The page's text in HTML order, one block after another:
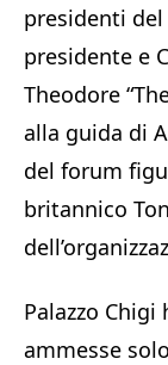
presidenti
presidente e
Theodore
alla guida di
del forum
britannico
Palazzo Chigi
ammesse